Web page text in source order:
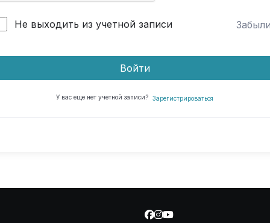
Не выходить из учетной записи
Войти
У вас еще нет учетной записи? Зарегистрироваться